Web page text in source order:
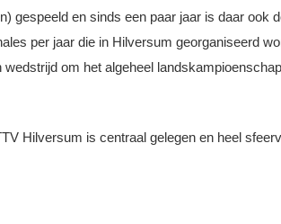
gespeeld en sinds een paar jaar is daar ook
per jaar die in Hilversum georganiseerd
om het algeheel
Hilversum is centraal gelegen en heel